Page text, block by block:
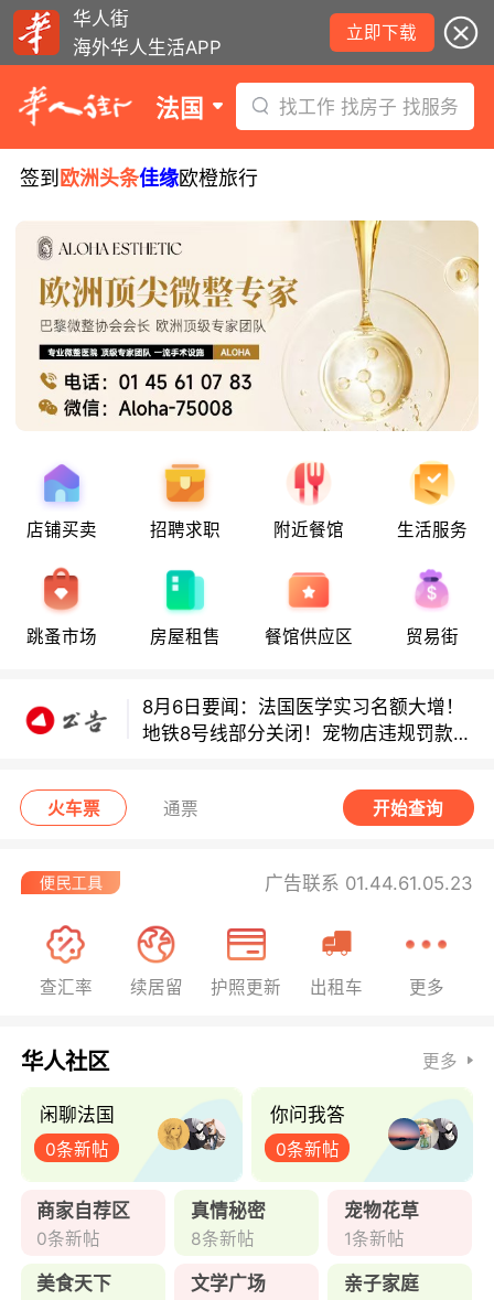
华人街
海外华人生活APP
立即下载
法国 找工作 找房子 找服务
签到 欧洲头条佳缘欧橙旅行
店铺买卖 招聘求职 附近餐馆 生活服务
跳蚤市场 房屋租售 餐馆供应区 贸易街
8月6日要闻：法国医学实习名额大增！
地铁8号线部分关闭！宠物店违规罚款出
炉！
巴黎地铁音乐家海选启动！
8月6日要闻：法国医学实习名额大增！
地铁8号线部分关闭！宠物店违规罚款出
炉！
巴黎地铁音乐家海选启动！
火车票 通票 开始查询
广告联系 01.44.61.05.23
查汇率 续居留 护照更新 出租车 更多
华人社区 更多
闲聊法国
0条新帖
你问我答
0条新帖
商家自荐区
0条新帖
真情秘密
8条新帖
宠物花草
1条新帖
美食天下 文学广场 亲子家庭